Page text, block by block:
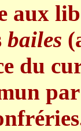
aux
bailes
du